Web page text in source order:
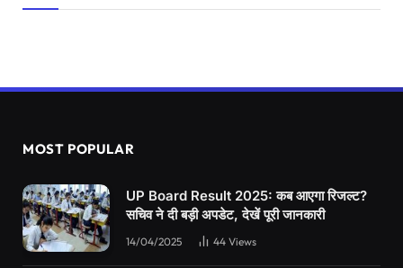
MOST POPULAR
UP Board Result 2025: कब आएगा रिजल्ट?
सचिव ने दी बड़ी अपडेट, देखें पूरी जानकारी
14/04/2025 44 Views